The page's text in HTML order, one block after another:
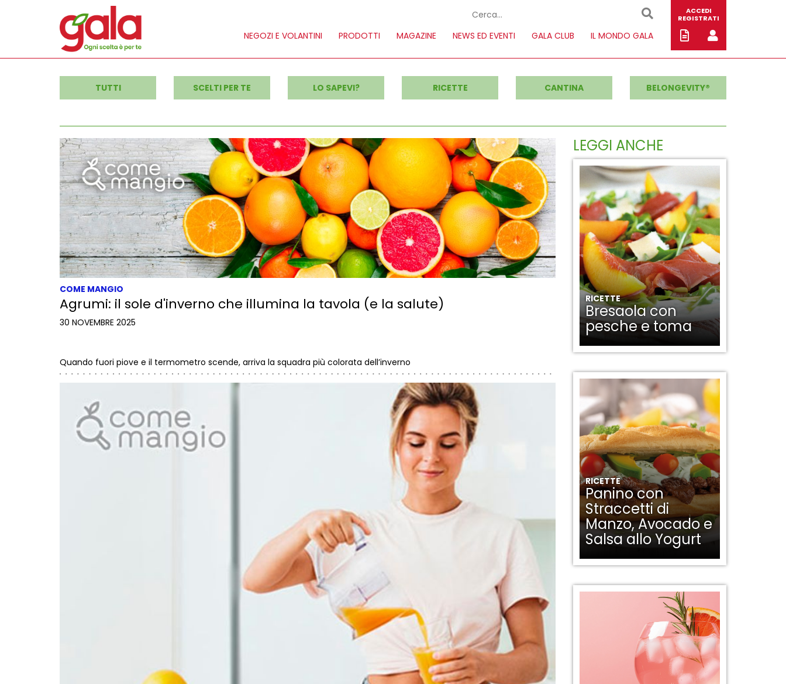
NEGOZI E VOLANTINI PRODOTTI MAGAZINE NEWS ED EVENTI GALA CLUB IL MONDO GALA
ACCEDI
REGISTRATI
TUTTI SCELTI PER TE LO SAPEVI? RICETTE CANTINA BELONGEVITY®
COME MANGIO
Agrumi: il sole d'inverno che illumina la tavola (e la salute)
30 NOVEMBRE 2025
Quando fuori piove e il termometro scende, arriva la squadra più colorata dell’inverno
LEGGI ANCHE
RICETTE
Bresaola con
pesche e toma
RICETTE
Panino con
Straccetti di
Manzo, Avocado e
Salsa allo Yogurt